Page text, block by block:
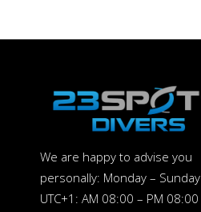
We are happy to advise you
personally: Monday – Sunday
UTC+1: AM 08:00 – PM 08:00